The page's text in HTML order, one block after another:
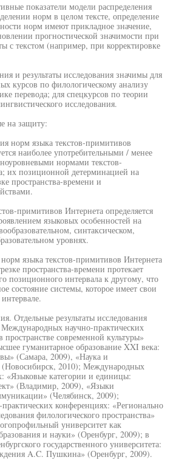
показатели модели распределения
норм в целом тексте, определение
норм имеют прикладное значение,
прогностической значимости при
с текстом (например, при корректировке
и результаты исследования значимы для
курсов по филологическому анализу
перевода; для спецкурсов по теории
исследования.
на защиту:
норм языка текстов-примитивов
наиболее употребительными / менее
нормами текстов-
их позиционной детерминацией на
пространства-времени и
примитивов Интернета определяется
языковых особенностей на
синтаксическом,
уровнях.
языка текстов-примитивов Интернета
пространства-времени протекает
позиционного интервала к другому, что
состояние системы, которое имеет свои
Отдельные результаты исследования
научно-практических
современной культуры»
гуманитарное образование XXI века:
(Самара, 2009), «Наука и
(Новосибирск, 2010); Международных
«Языковые категории и единицы:
(Владимир, 2009), «Языки
(Челябинск, 2009);
конференциях: «Регионально
филологического пространства»
университет как
и науки» (Оренбург, 2009); в
государственного университета:
A.C. Пушкина» (Оренбург, 2009).